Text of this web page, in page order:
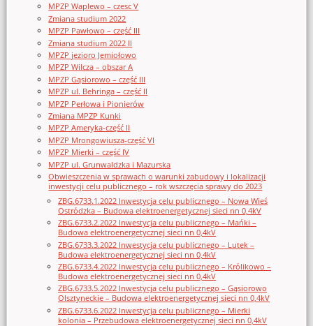
MPZP Waplewo – czesc V
Zmiana studium 2022
MPZP Pawłowo – część III
Zmiana studium 2022 II
MPZP jezioro Jemiołowo
MPZP Wilcza – obszar A
MPZP Gąsiorowo – część III
MPZP ul. Behringa – część II
MPZP Perłowa i Pionierów
Zmiana MPZP Kunki
MPZP Ameryka-część II
MPZP Mrongowiusza-część VI
MPZP Mierki – część IV
MPZP ul. Grunwaldzka i Mazurska
Obwieszczenia w sprawach o warunki zabudowy i lokalizacji
inwestycji celu publicznego – rok wszczęcia sprawy do 2023
ZBG.6733.1.2022 Inwestycja celu publicznego – Nowa Wieś
Ostródzka – Budowa elektroenergetycznej sieci nn 0,4kV
ZBG.6733.2.2022 Inwestycja celu publicznego – Mańki –
Budowa elektroenergetycznej sieci nn 0,4kV
ZBG.6733.3.2022 Inwestycja celu publicznego – Lutek –
Budowa elektroenergetycznej sieci nn 0,4kV
ZBG.6733.4.2022 Inwestycja celu publicznego – Królikowo –
Budowa elektroenergetycznej sieci nn 0,4kV
ZBG.6733.5.2022 Inwestycja celu publicznego – Gąsiorowo
Olsztyneckie – Budowa elektroenergetycznej sieci nn 0,4kV
ZBG.6733.6.2022 Inwestycja celu publicznego – Mierki
kolonia – Przebudowa elektroenergetycznej sieci nn 0,4kV